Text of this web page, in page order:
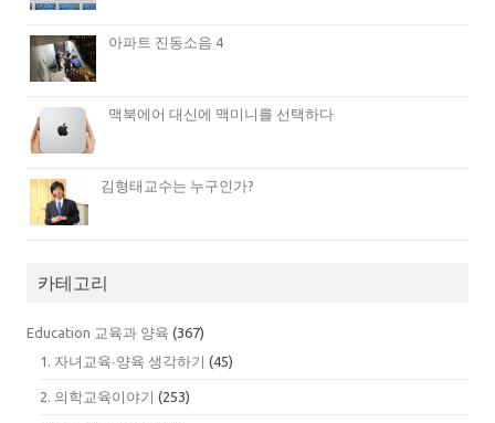
아파트 진동소음 4
맥북에어 대신에 맥미니를 선택하다
김형태교수는 누구인가?
카테고리
Education 교육과 양육 (367)
1. 자녀교육∙양육 생각하기 (45)
2. 의학교육이야기 (253)